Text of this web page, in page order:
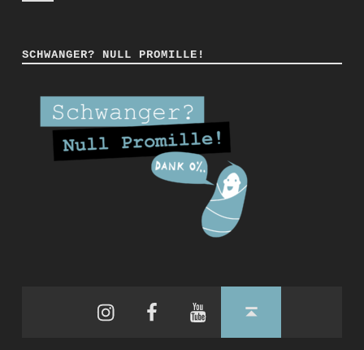
SCHWANGER? NULL PROMILLE!
FacebookYouTubeBack to top ↑